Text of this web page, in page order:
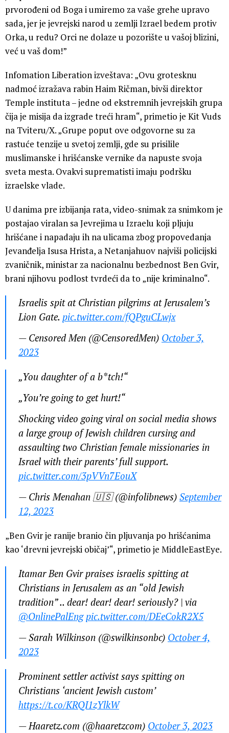
prvorođeni od Boga i umiremo za vaše grehe upravo
sada, jer je jevrejski narod u zemlji Izrael bedem protiv
Orka, u redu? Orci ne dolaze u pozorište u vašoj blizini,
već u vaš dom!”
Infomation Liberation izveštava: „Ovu grotesknu
nadmoć izražava rabin Haim Ričman, bivši direktor
Temple instituta – jedne od ekstremnih jevrejskih grupa
čija je misija da izgrade treći hram“, primetio je Kit Vuds
na Tviteru/X. „Grupe poput ove odgovorne su za
rastuće tenzije u svetoj zemlji, gde su prisilile
muslimanske i hrišćanske vernike da napuste svoja
sveta mesta. Ovakvi suprematisti imaju podršku
izraelske vlade.
U danima pre izbijanja rata, video-snimak za snimkom je
postajao viralan sa Jevrejima u Izraelu koji pljuju
hrišćane i napadaju ih na ulicama zbog propovedanja
Jevanđelja Isusa Hrista, a Netanjahuov najviši policijski
zvaničnik, ministar za nacionalnu bezbednost Ben Gvir,
brani njihovu podlost tvrdeći da to „nije kriminalno“.
Israelis spit at Christian pilgrims at Jerusalem’s
Lion Gate. pic.twitter.com/fQPguCLwjx
— Censored Men (@CensoredMen) October 3,
2023
„You daughter of a b*tch!“
„You’re going to get hurt!“
Shocking video going viral on social media shows
a large group of Jewish children cursing and
assaulting two Christian female missionaries in
Israel with their parents’ full support.
pic.twitter.com/3pVVn7EouX
— Chris Menahan 🇺🇸 (@infolibnews) September
12, 2023
„Ben Gvir je ranije branio čin pljuvanja po hrišćanima
kao ‘drevni jevrejski običaj’“, primetio je MiddleEastEye.
Itamar Ben Gvir praises israelis spitting at
Christians in Jerusalem as an “old Jewish
tradition” .. dear! dear! dear! seriously? | via
@OnlinePalEng pic.twitter.com/DEeCokR2X5
— Sarah Wilkinson (@swilkinsonbc) October 4,
2023
Prominent settler activist says spitting on
Christians ‘ancient Jewish custom’
https://t.co/KRQI1zYlkW
— Haaretz.com (@haaretzcom) October 3, 2023